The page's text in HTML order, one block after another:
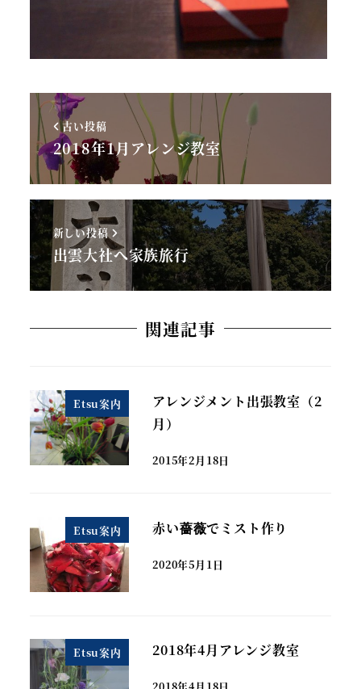
古い投稿
2018年1月アレンジ教室
新しい投稿
出雲大社へ家族旅行
関連記事
Etsu案内
アレンジメント出張教室（2
月）
2015年2月18日
Etsu案内 赤い薔薇でミスト作り
2020年5月1日
Etsu案内 2018年4月アレンジ教室